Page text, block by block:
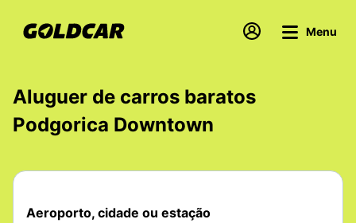
Menu
Aluguer de carros baratos
Podgorica Downtown
Aeroporto, cidade ou estação